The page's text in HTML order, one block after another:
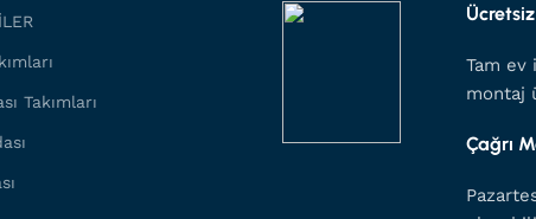
Takımları
Tam ev
montaj
Çağrı